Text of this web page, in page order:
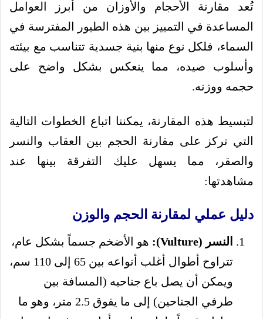
تُعد مقارنة الأحجام والأوزان من أبرز العوامل
المساعدة في التمييز بين هذه الطيور المفترسة في
السماء، فلكل نوع منها بنية جسدية تتناسب مع بيئته
وأسلوب صيده، مما ينعكس بشكل واضح على
حجمه ووزنه.
لتبسيط هذه المقارنة، يمكننا اتباع الخطوات التالية
التي تركز على مقارنة الحجم بين العقاب والنسر
والصقر، مما يسهل عليك التفرقة بينها عند
مشاهدتها:
دليل عملي لمقارنة الحجم والوزن
النسر (Vulture):
هو الأضخم جسماً بشكل عام،
تتراوح أطوال أغلب أنواعه بين 65 إلى 110 سم،
ويمكن أن يصل باع جناحيه (المسافة بين
طرفي الجناحين) إلى ما يفوق 2.5 متر، وهو ما